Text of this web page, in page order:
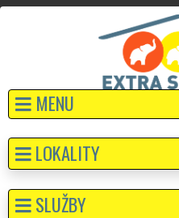
MENU
LOKALITY
SLUŽBY